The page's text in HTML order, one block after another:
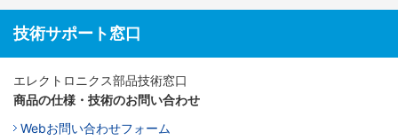
技術サポート窓口
エレクトロニクス部品技術窓口
商品の仕様・技術のお問い合わせ
Webお問い合わせフォーム